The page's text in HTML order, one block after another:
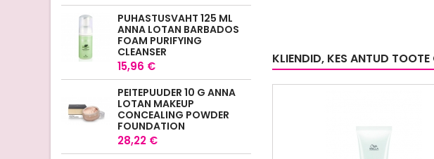
PUHASTUSVAHT 125 ML
ANNA LOTAN BARBADOS
FOAM PURIFYING
CLEANSER
15,96 €
PEITEPUUDER 10 G ANNA
LOTAN MAKEUP
CONCEALING POWDER
FOUNDATION
28,22 €
KLIENDID, KES ANTUD